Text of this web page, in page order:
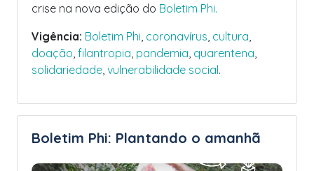
crise na nova edição do Boletim Phi.
Vigência: Boletim Phi, coronavírus, cultura,
doação, filantropia, pandemia, quarentena,
solidariedade, vulnerabilidade social.
Boletim Phi: Plantando o amanhã